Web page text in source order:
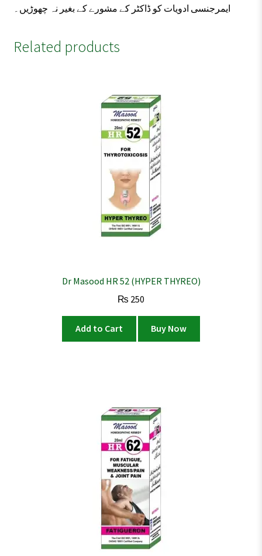
ایمرجنسی ادویات کو ڈاکٹر کے مشورے کے بغیر نہ چھوڑیں۔
Related products
Dr Masood HR 52 (HYPER THYREO)
₨ 250
Add to Cart Buy Now